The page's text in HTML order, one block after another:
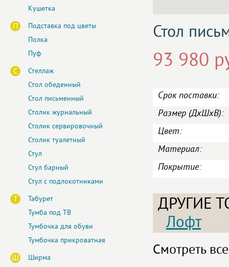
Кушетка
П
Подставка под цветы
Полка
Пуф
С
Стеллаж
Стол обеденный
Стол письменный
Столик журнальный
Столик сервировочный
Столик туалетный
Стул
Стул барный
Стул с подлокотниками
Т
Табурет
Тумба под ТВ
Тумбочка для обуви
Тумбочка прикроватная
Ш
Ширма
Стол
93 980
Срок поставки:
Размер (ДxШxВ):
Цвет:
Материал:
Покрытие:
ДРУГИЕ
Лофт
Смотреть